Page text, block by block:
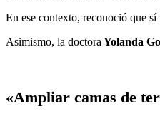
En ese contexto, reconoció que
Asimismo, la doctora Yolanda
«Ampliar camas de